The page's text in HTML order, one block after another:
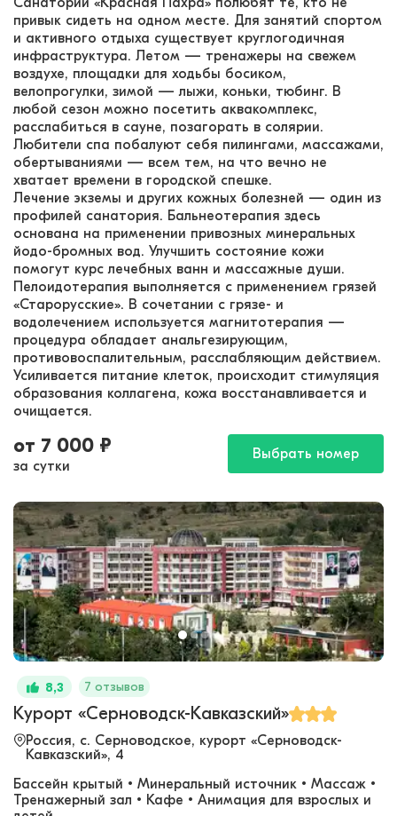
привык сидеть на одном месте. Для занятий спортом
и активного отдыха существует круглогодичная
инфраструктура. Летом — тренажеры на свежем
воздухе, площадки для ходьбы босиком,
велопрогулки, зимой — лыжи, коньки, тюбинг. В
любой сезон можно посетить аквакомплекс,
расслабиться в сауне, позагорать в солярии.
Любители спа побалуют себя пилингами, массажами,
обертываниями — всем тем, на что вечно не
хватает времени в городской спешке.
Лечение экземы и других кожных болезней — один из
профилей санатория. Бальнеотерапия здесь
основана на применении привозных минеральных
йодо-бромных вод. Улучшить состояние кожи
помогут курс лечебных ванн и массажные души.
Пелоидотерапия выполняется с применением грязей
«Старорусские». В сочетании с грязе- и
водолечением используется магнитотерапия —
процедура обладает анальгезирующим,
противовоспалительным, расслабляющим действием.
Усиливается питание клеток, происходит стимуляция
образования коллагена, кожа восстанавливается и
очищается.
от 7 000 ₽
за сутки
Выбрать номер
8,3 7 отзывов
Курорт «Серноводск-Кавказский»
Россия, с. Серноводское, курорт «Серноводск-
Кавказский», 4
Бассейн крытый • Минеральный источник • Массаж •
Тренажерный зал • Кафе • Анимация для взрослых и